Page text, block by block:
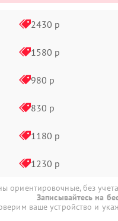
2430 р
1580 р
980 р
830 р
1180 р
1230 р
ориентировочные, без
Записывайтесь на
ваше устройство и